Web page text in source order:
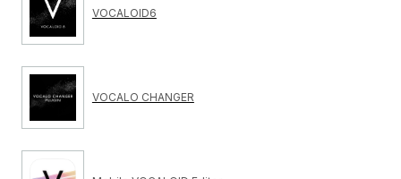
VOCALOID6
VOCALO CHANGER